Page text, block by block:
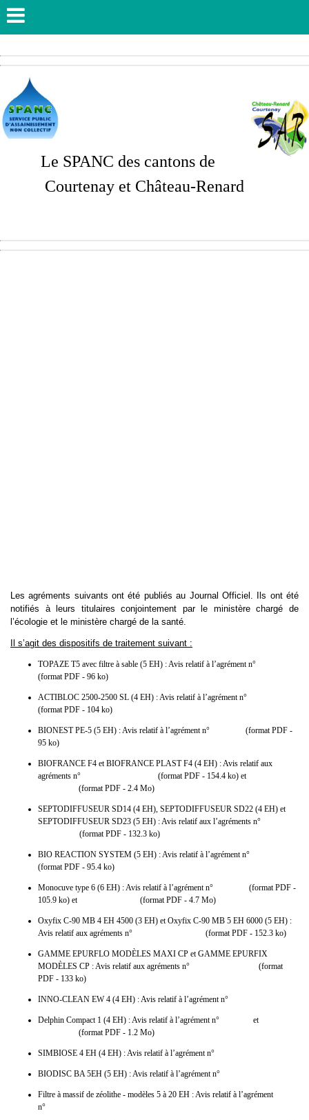
Le SPANC des cantons de
Courtenay et Château-Renard
Les agréments suivants ont été publiés au Journal Officiel. Ils ont été
notifiés à leurs titulaires conjointement par le ministère chargé de
l’écologie et le ministère chargé de la santé.
Il s’agit des dispositifs de traitement suivant :
TOPAZE T5 avec filtre à sable (5 EH) : Avis relatif à l’agrément n°
(format PDF - 96 ko)
ACTIBLOC 2500-2500 SL (4 EH) : Avis relatif à l’agrément n°
(format PDF - 104 ko)
BIONEST PE-5 (5 EH) : Avis relatif à l’agrément n°
(format PDF -
95 ko)
BIOFRANCE F4 et BIOFRANCE PLAST F4 (4 EH) : Avis relatif aux
agréments n°
(format PDF - 154.4 ko) et
(format PDF - 2.4 Mo)
SEPTODIFFUSEUR SD14 (4 EH), SEPTODIFFUSEUR SD22 (4 EH) et
SEPTODIFFUSEUR SD23 (5 EH) : Avis relatif aux l’agréments n°
(format PDF - 132.3 ko)
BIO REACTION SYSTEM (5 EH) : Avis relatif à l’agrément n°
(format PDF - 95.4 ko)
Monocuve type 6 (6 EH) : Avis relatif à l’agrément n°
(format PDF -
105.9 ko) et
(format PDF - 4.7 Mo)
Oxyfix C-90 MB 4 EH 4500 (3 EH) et Oxyfix C-90 MB 5 EH 6000 (5 EH) :
Avis relatif aux agréments n°
(format PDF - 152.3 ko)
GAMME EPURFLO MODÈLES MAXI CP et GAMME EPURFIX
MODÈLES CP : Avis relatif aux agréments n°
(format
PDF - 133 ko)
INNO-CLEAN EW 4 (4 EH) : Avis relatif à l’agrément n°
Delphin Compact 1 (4 EH) : Avis relatif à l’agrément n° et
(format PDF - 1.2 Mo)
SIMBIOSE 4 EH (4 EH) : Avis relatif à l’agrément n°
BIODISC BA 5EH (5 EH) : Avis relatif à l’agrément n°
Filtre à massif de zéolithe - modèles 5 à 20 EH : Avis relatif à l’agrément
n°